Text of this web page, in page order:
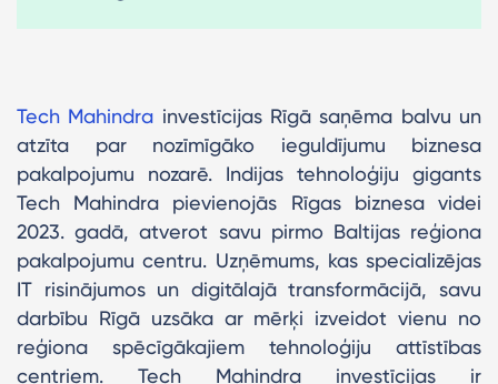
Tech Mahindra investīcijas Rīgā saņēma balvu un
atzīta par nozīmīgāko ieguldījumu biznesa
pakalpojumu nozarē. Indijas tehnoloģiju gigants
Tech Mahindra pievienojās Rīgas biznesa videi
2023. gadā, atverot savu pirmo Baltijas reģiona
pakalpojumu centru. Uzņēmums, kas specializējas
IT risinājumos un digitālajā transformācijā, savu
darbību Rīgā uzsāka ar mērķi izveidot vienu no
reģiona spēcīgākajiem tehnoloģiju attīstības
centriem. Tech Mahindra investīcijas ir